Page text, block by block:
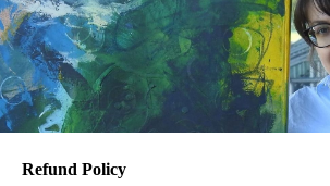
Refund Policy